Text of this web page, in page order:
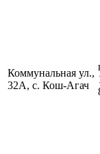
Коммунальная ул.,
32А, с. Кош-Агач